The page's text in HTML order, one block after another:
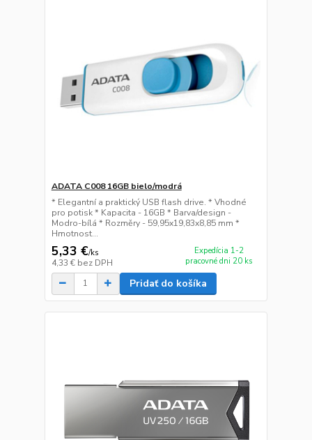
ADATA C008 16GB bielo/modrá
* Elegantní a praktický USB flash drive. * Vhodné
pro potisk * Kapacita - 16GB * Barva/design -
Modro-bílá * Rozměry - 59,95x19,83x8,85 mm *
Hmotnost...
5,33 €/ks
4,33 € bez DPH
Expedícia 1-2
pracovné dni 20 ks
Pridať do košíka